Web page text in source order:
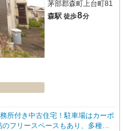
茅部郡森町上台町81
森駅 徒歩8分
所付き中古住宅！駐車場はカーポ
フリースペースもあり、多種多